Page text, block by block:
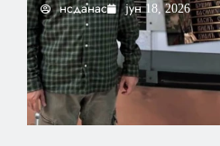
нсданас јун 18, 2026